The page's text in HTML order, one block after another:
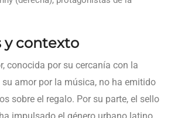
y contexto
conocida por su cercanía con la
amor por la música, no ha emitido
sobre el regalo. Por su parte, el sello